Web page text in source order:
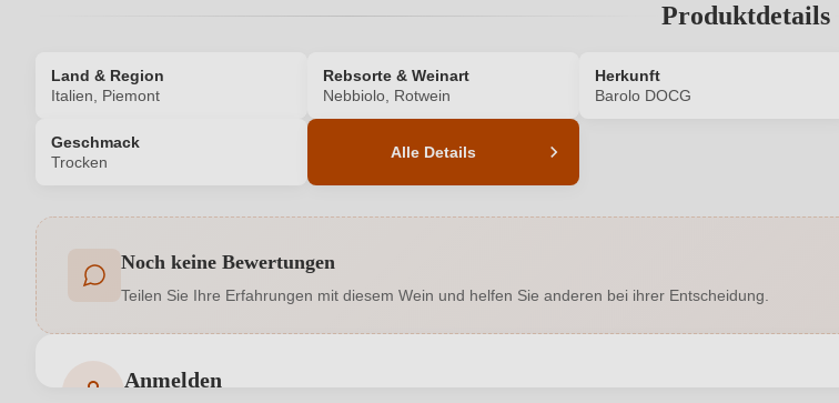
Produktdetails
Land & Region
Italien, Piemont
Rebsorte & Weinart
Nebbiolo, Rotwein
Herkunft
Barolo DOCG
Geschmack
Trocken
Alle Details
Allergene
Geographische Angabe
Noch keine Bewertungen
Teilen Sie Ihre Erfahrungen mit diesem Wein und helfen Sie anderen bei ihrer Entscheidung.
Anmelden